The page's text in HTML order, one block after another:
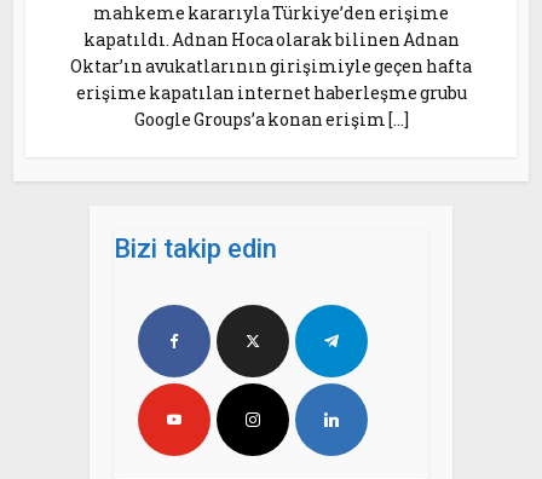
mahkeme kararıyla Türkiye’den erişime
kapatıldı. Adnan Hoca olarak bilinen Adnan
Oktar’ın avukatlarının girişimiyle geçen hafta
erişime kapatılan internet haberleşme grubu
Google Groups’a konan erişim […]
Bizi takip edin